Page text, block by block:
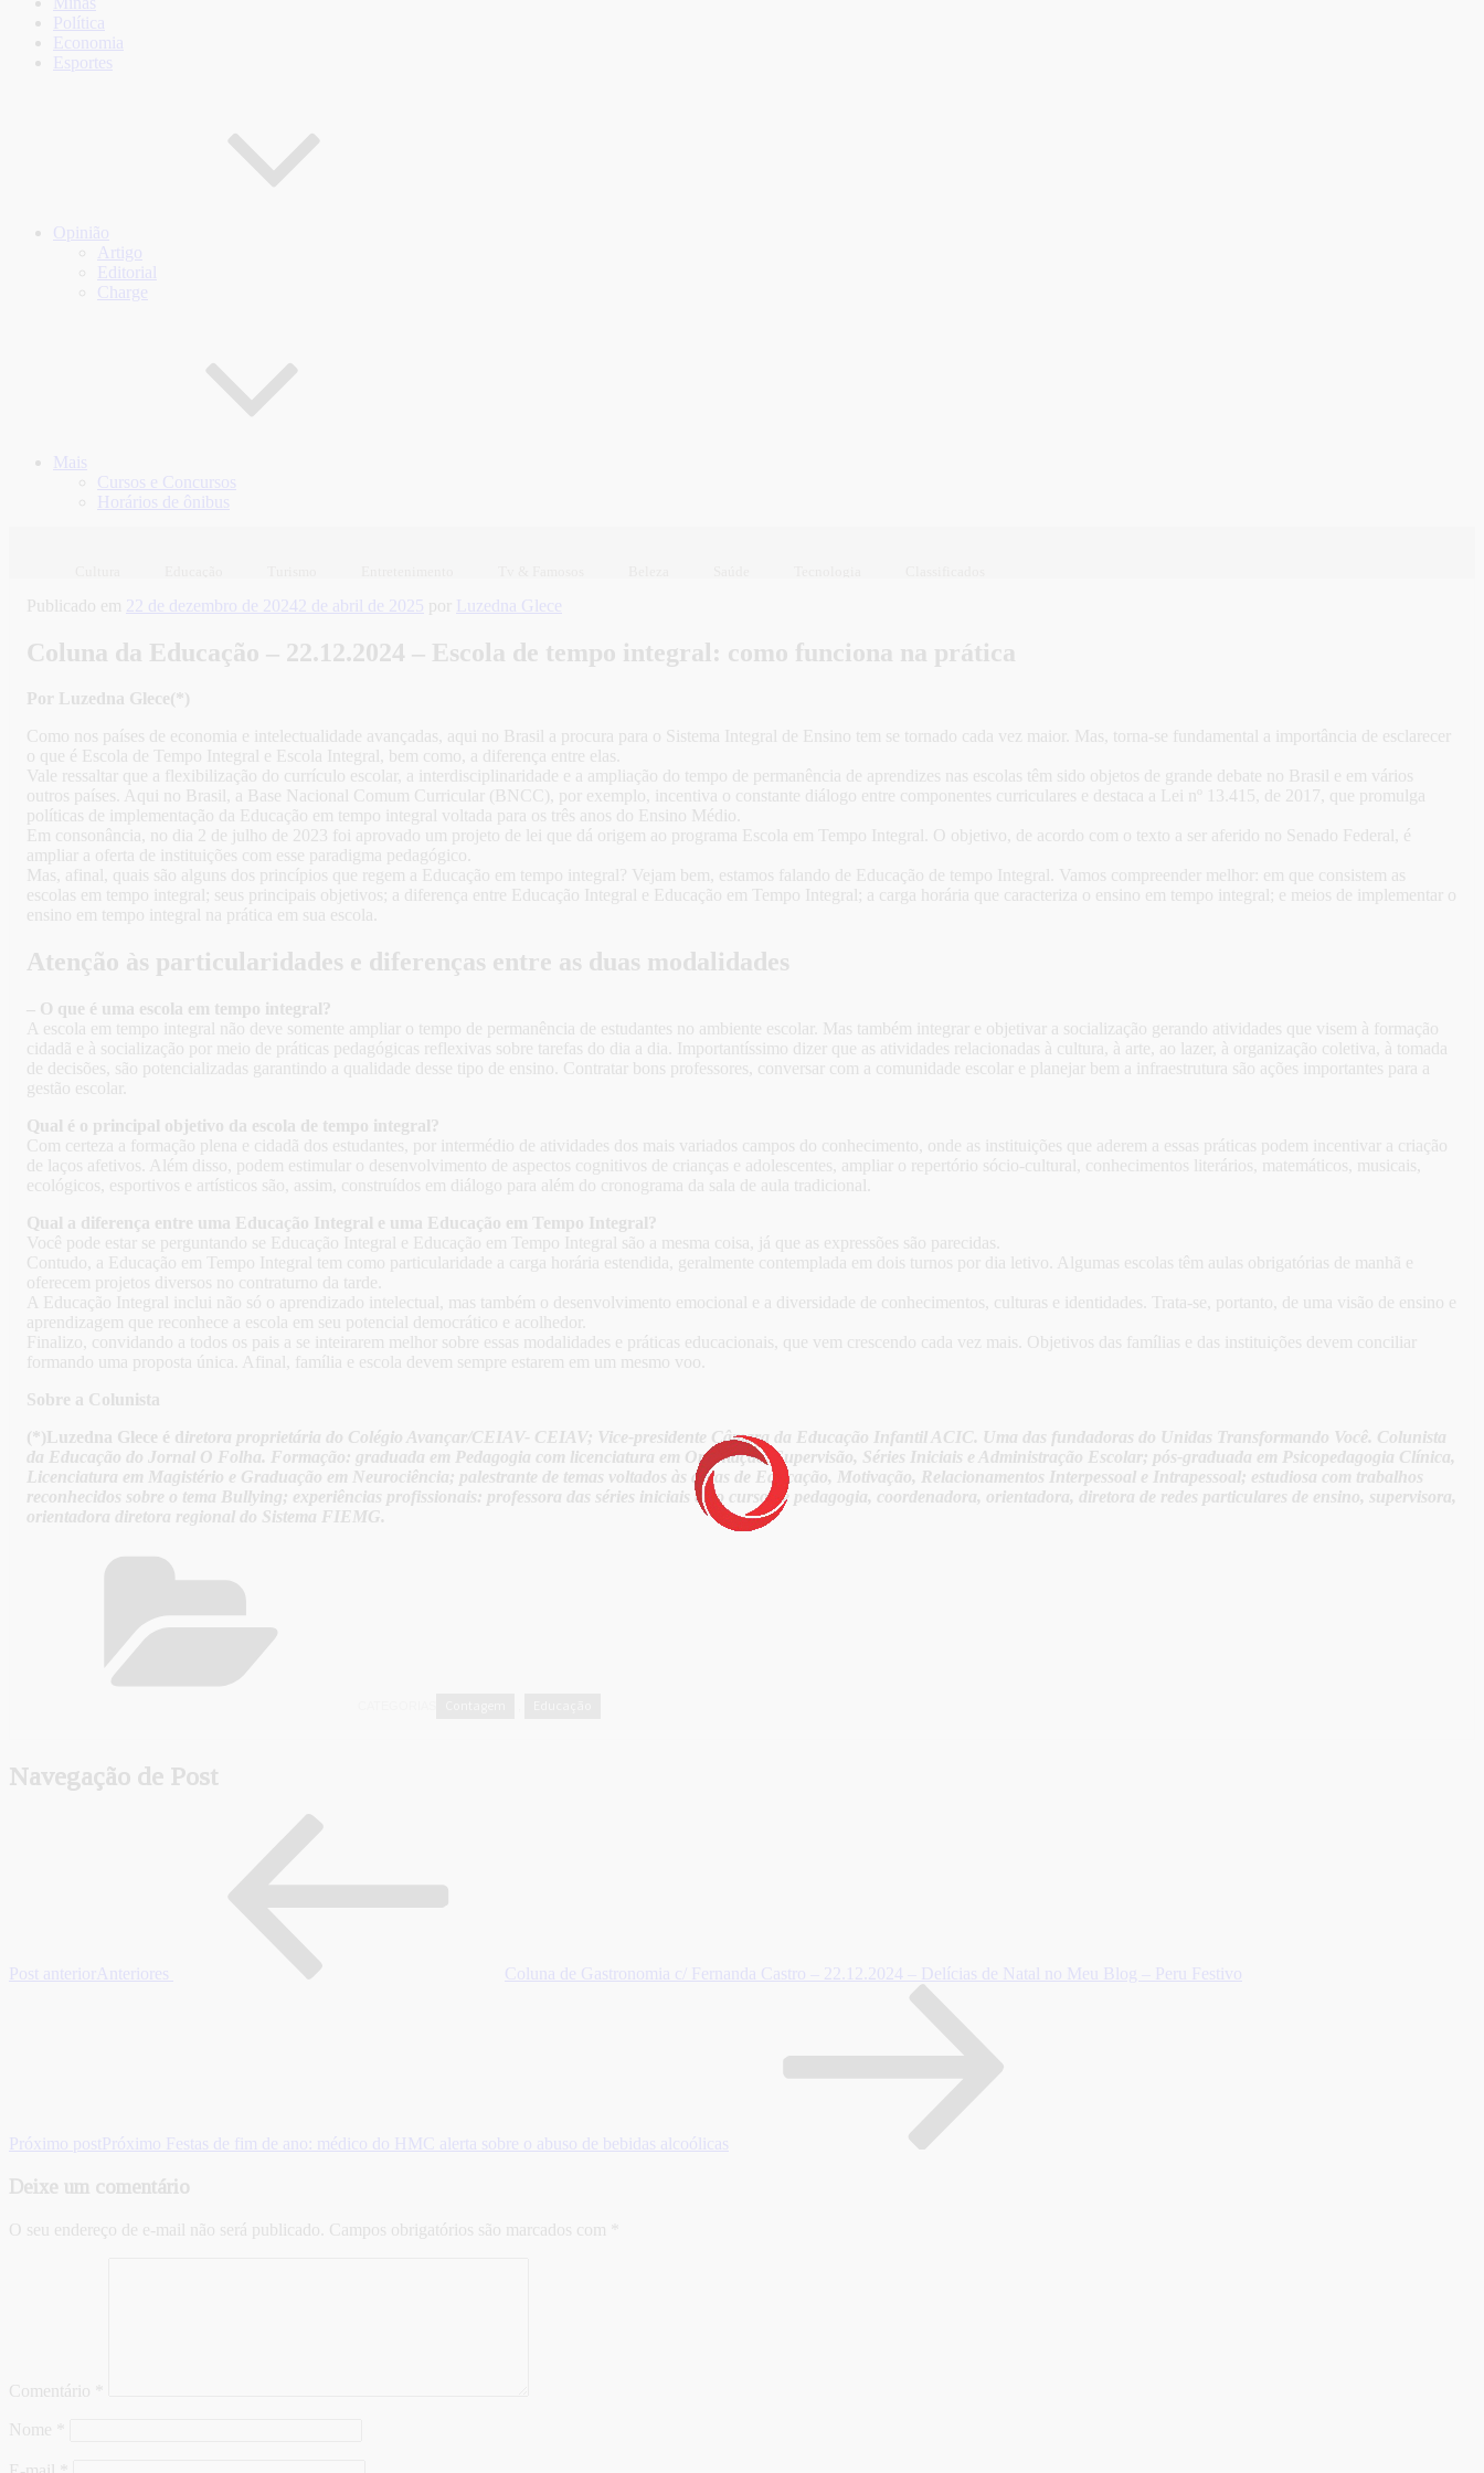
Política
Economia
Esportes
Opinião
Artigo
Editorial
Charge
Mais
Cursos e Concursos
Horários de ônibus
Publicado em 22 de dezembro de 2024 2 de abril de 2025 por Luzedna Glece
Coluna da Educação – 22.12.2024 – Escola de tempo integral: como funciona na prática
Por Luzedna Glece(*)
Como nos países de economia e intelectualidade avançadas, aqui no Brasil a procura para o Sistema Integral de Ensino tem se tornado cada vez maior. Mas, torna-se fundamental a importância de esclarecer
o que é Escola de Tempo Integral e Escola Integral, bem como, a diferença entre elas.
Vale ressaltar que a flexibilização do currículo escolar, a interdisciplinaridade e a ampliação do tempo de permanência de aprendizes nas escolas têm sido objetos de grande debate no Brasil e em vários
outros países. Aqui no Brasil, a Base Nacional Comum Curricular (BNCC), por exemplo, incentiva o constante diálogo entre componentes curriculares e destaca a Lei nº 13.415, de 2017, que promulga
políticas de implementação da Educação em tempo integral voltada para os três anos do Ensino Médio.
Em consonância, no dia 2 de julho de 2023 foi aprovado um projeto de lei que dá origem ao programa Escola em Tempo Integral. O objetivo, de acordo com o texto a ser aferido no Senado Federal, é
ampliar a oferta de instituições com esse paradigma pedagógico.
Mas, afinal, quais são alguns dos princípios que regem a Educação em tempo integral? Vejam bem, estamos falando de Educação de tempo Integral. Vamos compreender melhor: em que consistem as
escolas em tempo integral; seus principais objetivos; a diferença entre Educação Integral e Educação em Tempo Integral; a carga horária que caracteriza o ensino em tempo integral; e meios de implementar o
ensino em tempo integral na prática em sua escola.
Atenção às particularidades e diferenças entre as duas modalidades
– O que é uma escola em tempo integral?
A escola em tempo integral não deve somente ampliar o tempo de permanência de estudantes no ambiente escolar. Mas também integrar e objetivar a socialização gerando atividades que visem à formação
cidadã e à socialização por meio de práticas pedagógicas reflexivas sobre tarefas do dia a dia. Importantíssimo dizer que as atividades relacionadas à cultura, à arte, ao lazer, à organização coletiva, à tomada
de decisões, são potencializadas garantindo a qualidade desse tipo de ensino. Contratar bons professores, conversar com a comunidade escolar e planejar bem a infraestrutura são ações importantes para a
gestão escolar.
Qual é o principal objetivo da escola de tempo integral?
Com certeza a formação plena e cidadã dos estudantes, por intermédio de atividades dos mais variados campos do conhecimento, onde as instituições que aderem a essas práticas podem incentivar a criação
de laços afetivos. Além disso, podem estimular o desenvolvimento de aspectos cognitivos de crianças e adolescentes, ampliar o repertório sócio-cultural, conhecimentos literários, matemáticos, musicais,
ecológicos, esportivos e artísticos são, assim, construídos em diálogo para além do cronograma da sala de aula tradicional.
Qual a diferença entre uma Educação Integral e uma Educação em Tempo Integral?
Você pode estar se perguntando se Educação Integral e Educação em Tempo Integral são a mesma coisa, já que as expressões são parecidas.
Contudo, a Educação em Tempo Integral tem como particularidade a carga horária estendida, geralmente contemplada em dois turnos por dia letivo. Algumas escolas têm aulas obrigatórias de manhã e
oferecem projetos diversos no contraturno da tarde.
A Educação Integral inclui não só o aprendizado intelectual, mas também o desenvolvimento emocional e a diversidade de conhecimentos, culturas e identidades. Trata-se, portanto, de uma visão de ensino e
aprendizagem que reconhece a escola em seu potencial democrático e acolhedor.
Finalizo, convidando a todos os pais a se inteirarem melhor sobre essas modalidades e práticas educacionais, que vem crescendo cada vez mais. Objetivos das famílias e das instituições devem conciliar
formando uma proposta única. Afinal, família e escola devem sempre estarem em um mesmo voo.
Sobre a Colunista
(*)Luzedna Glece é diretora proprietária do Colégio Avançar/CEIAV- CEIAV; Vice-presidente Câmara da Educação Infantil ACIC. Uma das fundadoras do Unidas Transformando Você. Colunista
da Educação do Jornal O Folha. Formação: graduada em Pedagogia com licenciatura em Orientação, Supervisão, Séries Iniciais e Administração Escolar; pós-graduada em Psicopedagogia Clínica,
Licenciatura em Magistério e Graduação em Neurociência; palestrante de temas voltados às áreas de Educação, Motivação, Relacionamentos Interpessoal e Intrapessoal; estudiosa com trabalhos
reconhecidos sobre o tema Bullying; experiências profissionais: professora das séries iniciais e do curso de pedagogia, coordenadora, orientadora, diretora de redes particulares de ensino, supervisora,
orientadora diretora regional do Sistema FIEMG.
Navegação de Post
Post anterior Anteriores Coluna de Gastronomia c/ Fernanda Castro – 22.12.2024 – Delícias de Natal no Meu Blog – Peru Festivo
Próximo post Próximo Festas de fim de ano: médico do HMC alerta sobre o abuso de bebidas alcoólicas
Deixe um comentário
O seu endereço de e-mail não será publicado. Campos obrigatórios são marcados com
Comentário
Nome